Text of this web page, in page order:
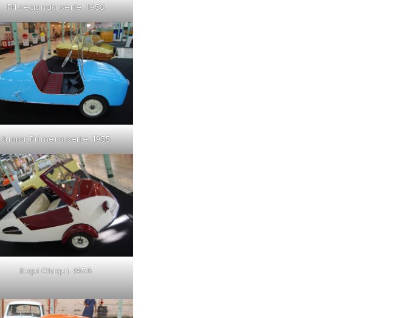
FH segunda serie. 1958
Junior Primera serie. 1955
Kapi Chiqui. 1956